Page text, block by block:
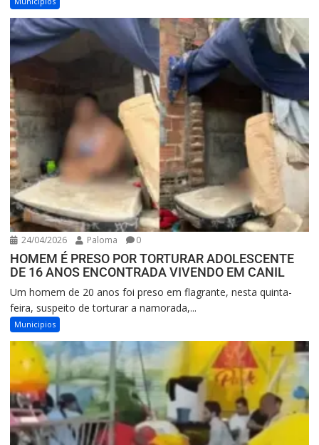
24/04/2026 Paloma 0
HOMEM É PRESO POR TORTURAR ADOLESCENTE
DE 16 ANOS ENCONTRADA VIVENDO EM CANIL
Um homem de 20 anos foi preso em flagrante, nesta quinta-
feira, suspeito de torturar a namorada,...
Municipios